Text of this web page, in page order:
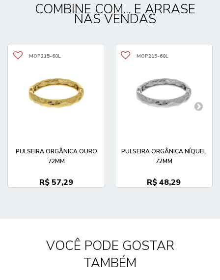
COMBINE COM... E ARRASE
NAS VENDAS
MOP215-60L
PULSEIRA ORGÂNICA OURO
72MM
R$ 57,29
MOP215-60L
PULSEIRA ORGÂNICA NÍQUEL
72MM
R$ 48,29
VOCÊ PODE GOSTAR
TAMBÉM